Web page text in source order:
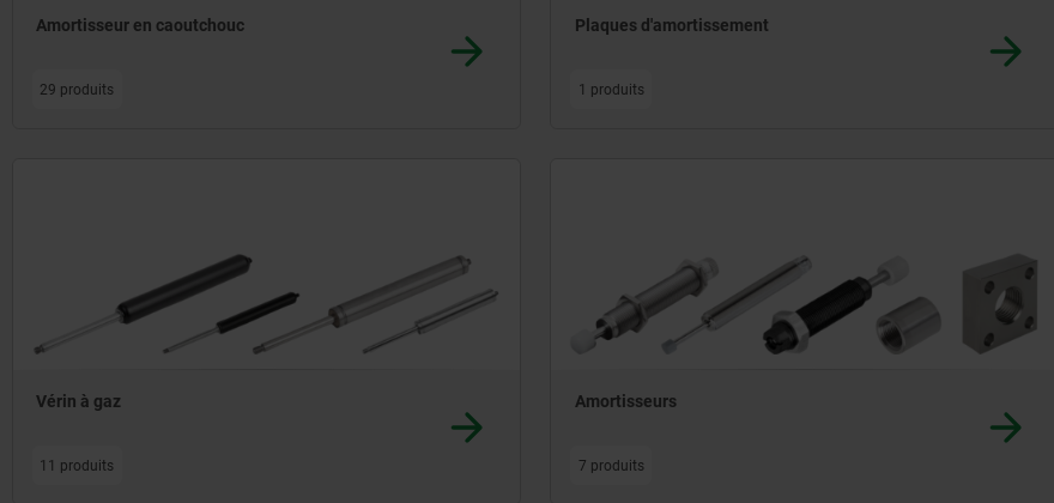
Amortisseur en caoutchouc
29 produits
Plaques d'amortissement
1 produits
Vérin à gaz
11 produits
Amortisseurs
7 produits